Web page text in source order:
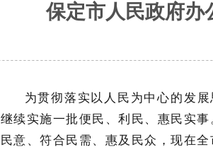
保定市人民政府办
为贯彻落实以人民为中心的发
继续实施一批便民、利民、惠民实
民意、符合民需、惠及民众，现在